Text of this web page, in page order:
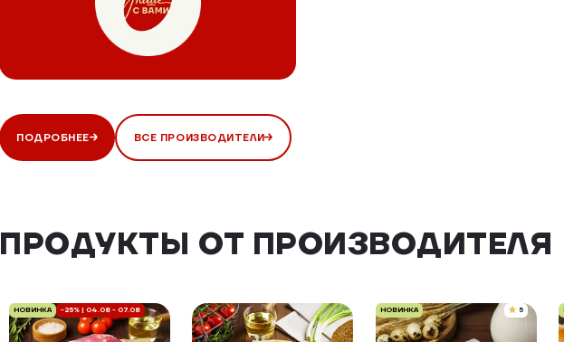
ПОДРОБНЕЕ ВСЕ ПРОИЗВОДИТЕЛИ
ПРОДУКТЫ ОТ ПРОИЗВОДИТЕЛЯ
НОВИНКА -25% | 04.08 - 07.08 НОВИНКА 5